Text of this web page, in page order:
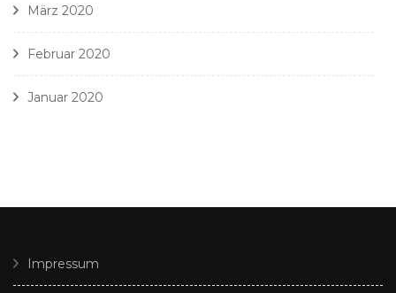
März 2020
Februar 2020
Januar 2020
Impressum